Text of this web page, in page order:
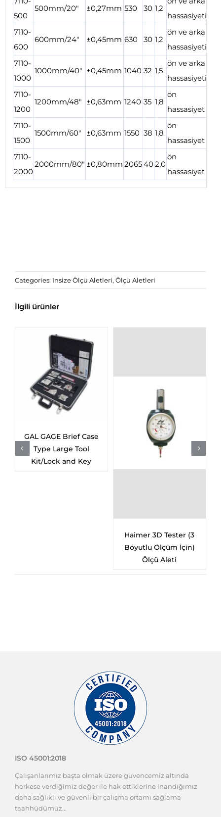
500
500mm/20″ ±0,27mm 530 30 1,2
hassasiyeti
7110-
600
600mm/24″ ±0,45mm 630 30 1,2
ön ve arka
hassasiyeti
7110-
1000
1000mm/40″ ±0,45mm 1040 32 1,5
ön ve arka
hassasiyeti
7110-
1200
1200mm/48″ ±0,63mm 1240 35 1,8
ön
hassasiyet
7110-
1500
1500mm/60″ ±0,63mm 1550 38 1,8
ön
hassasiyet
7110-
2000
2000mm/80″ ±0,80mm 2065402,0
ön
hassasiyet
Categories: Insize Ölçü Aletleri, Ölçü Aletleri
İlgili ürünler
GAL GAGE Brief Case
Type Large Tool
Kit/Lock and Key
Haimer 3D Tester (3
Boyutlu Ölçüm İçin)
Ölçü Aleti
herkese verdiğimiz değer ile hak ettiklerine inandığımız
daha sağlıklı ve güvenli bir çalışma ortamı sağlama
taahhüdümüz...